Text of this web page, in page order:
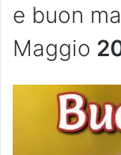
e buon
Maggio